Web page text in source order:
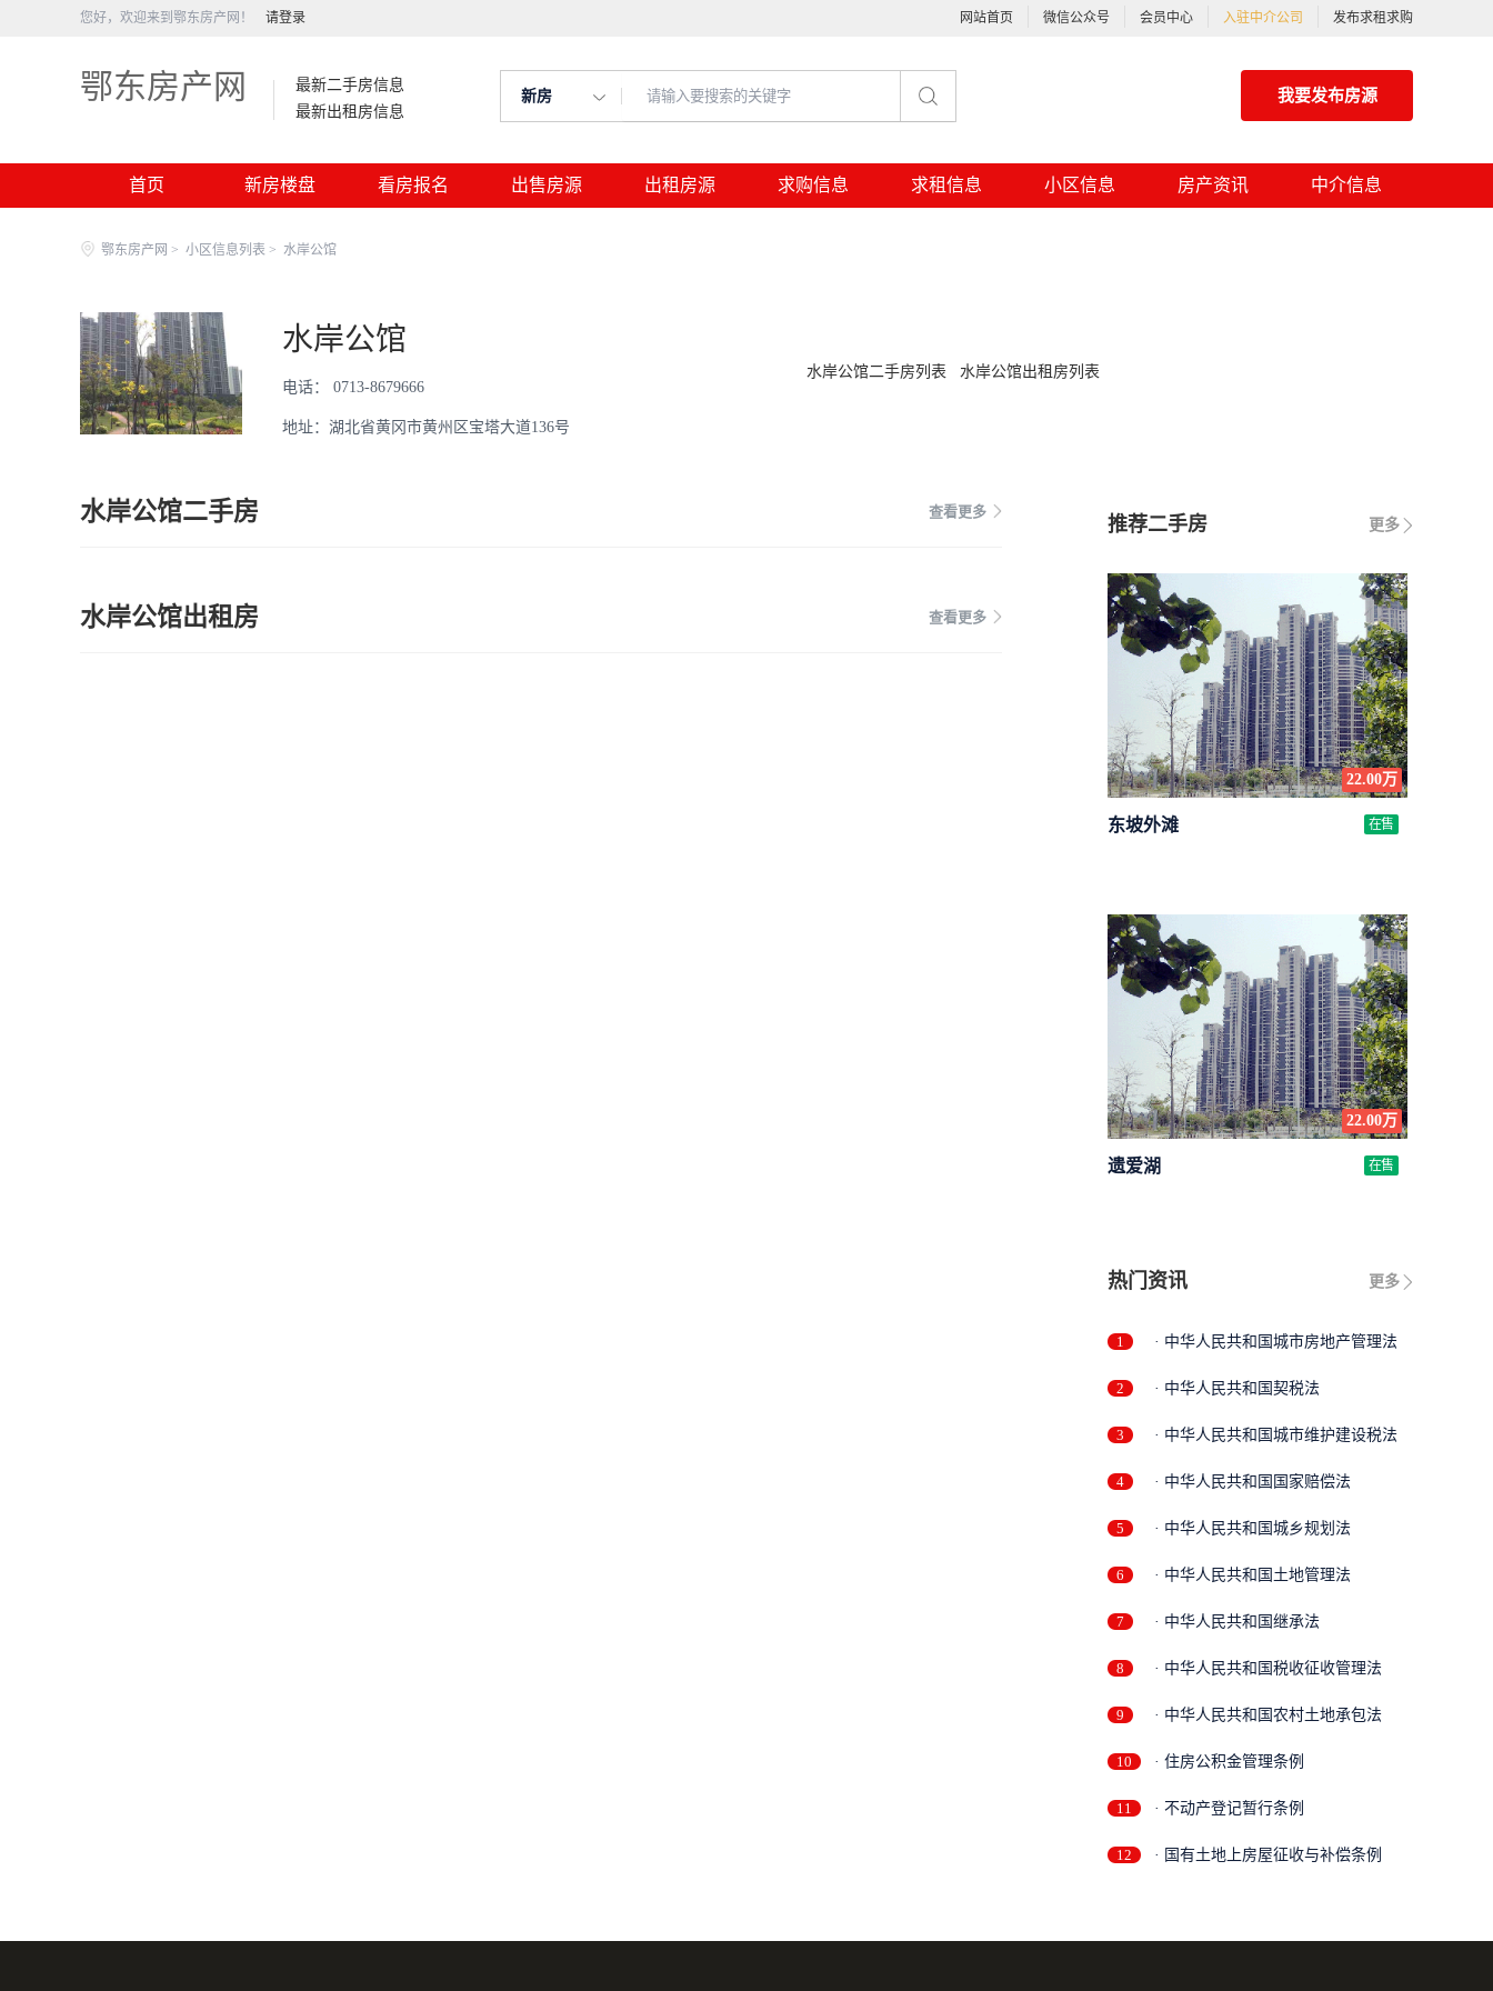
您好，欢迎来到鄂东房产网！ 请登录 网站首页 微信公众号 会员中心 入驻中介公司 发布求租求购
鄂东房产网
最新二手房信息
最新出租房信息
新房 我要发布房源
首页 新房楼盘 看房报名 出售房源 出租房源 求购信息 求租信息 小区信息 房产资讯 中介信息
鄂东房产网 > 小区信息列表 > 水岸公馆
水岸公馆
电话： 0713-8679666
地址：湖北省黄冈市黄州区宝塔大道136号
水岸公馆二手房列表 水岸公馆出租房列表
水岸公馆二手房 查看更多
水岸公馆出租房 查看更多
更多
推荐二手房
22.00万
东坡外滩 在售
22.00万
遗爱湖 在售
更多
热门资讯
1 · 中华人民共和国城市房地产管理法
2 · 中华人民共和国契税法
3 · 中华人民共和国城市维护建设税法
4 · 中华人民共和国国家赔偿法
5 · 中华人民共和国城乡规划法
6 · 中华人民共和国土地管理法
7 · 中华人民共和国继承法
8 · 中华人民共和国税收征收管理法
9 · 中华人民共和国农村土地承包法
10 · 住房公积金管理条例
11 · 不动产登记暂行条例
12 · 国有土地上房屋征收与补偿条例